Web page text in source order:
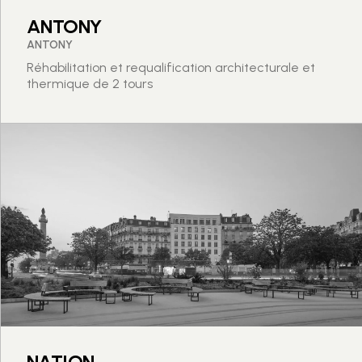
ANTONY
ANTONY
Réhabilitation et requalification architecturale et
thermique de 2 tours